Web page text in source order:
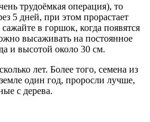
трудоёмкая операция), то
5 дней, при этом прорастает
в горшок, когда появятся
высаживать на постоянное
и высотой около 30 см.
лет. Более того, семена из
один год, проросли лучше,
с дерева.